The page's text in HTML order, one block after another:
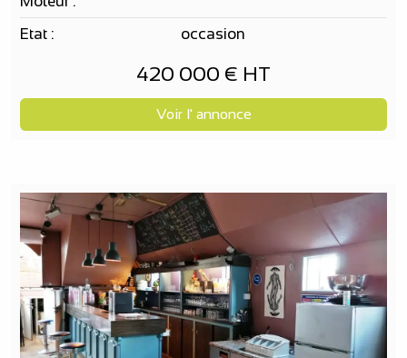
Etat :
occasion
420 000 € HT
Voir l' annonce